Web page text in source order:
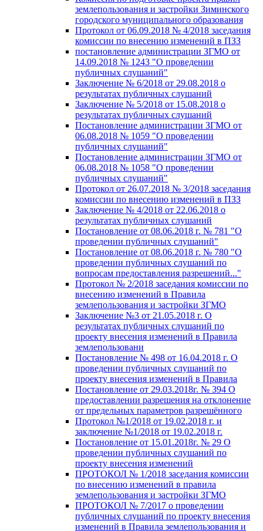
землепользования и застройки Зиминского
городского муниципального образования
Протокол от 06.09.2018 № 4/2018 заседания
комиссии по внесению изменений в ПЗЗ
постановление администрации ЗГМО от
14.09.2018 № 1243 "О проведении
публичных слушаний"
Заключение № 6/2018 от 29.08.2018 о
результатах публичных слушаний
Заключение № 5/2018 от 15.08.2018 о
результатах публичных слушаний
Постановление администрации ЗГМО от
06.08.2018 № 1059 "О проведении
публичных слушаний"
Постановление администрации ЗГМО от
06.08.2018 № 1058 "О проведении
публичных слушаний"
Протокол от 26.07.2018 № 3/2018 заседания
комиссии по внесению изменений в ПЗЗ
Заключение № 4/2018 от 22.06.2018 о
результатах публичных слушаний
Постановление от 08.06.2018 г. № 781 "О
проведении публичных слушаний"
Постановление от 08.06.2018 г. № 780 "О
проведении публичных слушаний по
вопросам предоставления разрешений..."
Протокол № 2/2018 заседания комиссии по
внесению изменений в Правила
землепользования и застройки ЗГМО
Заключение №3 от 21.05.2018 г. О
результатах публичных слушаний по
проекту внесения изменений в Правила
землепользовани
Постановление № 498 от 16.04.2018 г. О
проведении публичных слушаний по
проекту внесения изменений в Правила
Постановление от 29.03.2018г. № 394 О
предоставлении разрешения на отклонение
от предельных параметров разрешённого
Протокол №1/2018 от 19.02.2018 г. и
заключение №1/2018 от 19.02.2018 г.
Постановление от 15.01.2018г. № 29 О
проведении публичных слушаний по
проекту внесения изменений
ПРОТОКОЛ № 1/2018 заседания комиссии
по внесению изменений в правила
землепользования и застройки ЗГМО
ПРОТОКОЛ № 7/2017 о проведении
публичных слушаний по проекту внесения
изменений в Правила землепользования и